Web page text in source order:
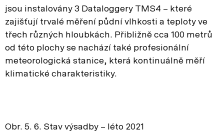
jsou instalovány 3 Dataloggery TMS4 – které
zajišťují trvalé měření půdní vlhkosti a teploty ve
třech různých hloubkách. Přibližně cca 100 metrů
od této plochy se nachází také profesionální
meteorologická stanice, která kontinuálně měří
klimatické charakteristiky.
Obr. 5. 6. Stav výsadby – léto 2021